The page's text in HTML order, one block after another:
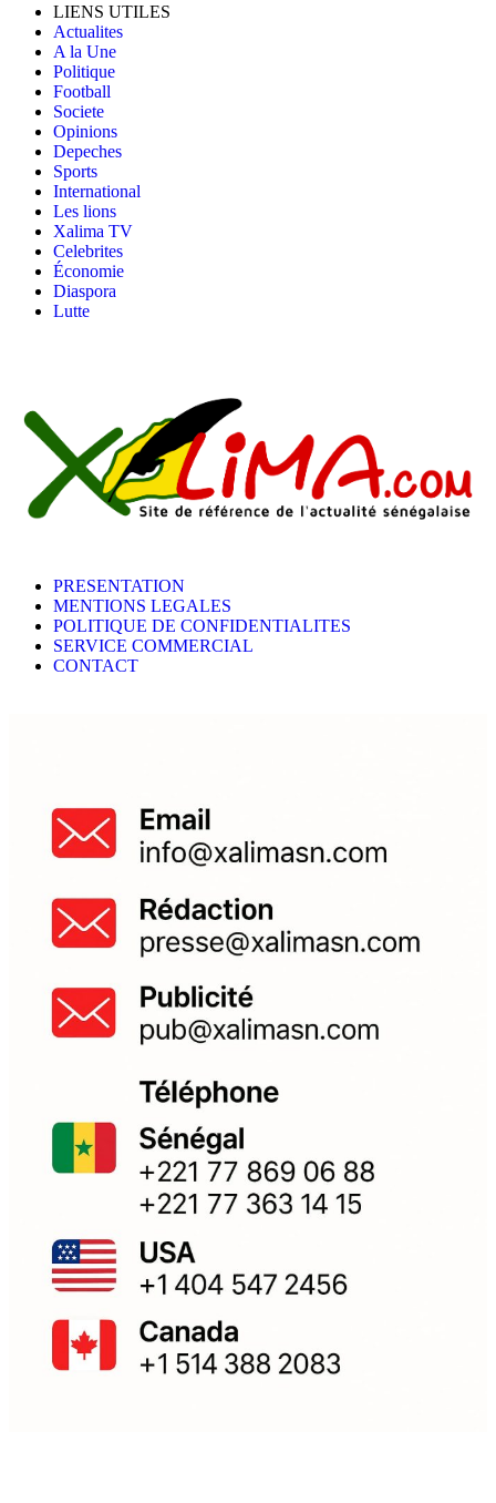
LIENS UTILES
Actualites
A la Une
Politique
Football
Societe
Opinions
Depeches
Sports
International
Les lions
Xalima TV
Celebrites
Économie
Diaspora
Lutte
PRESENTATION
MENTIONS LEGALES
POLITIQUE DE CONFIDENTIALITES
SERVICE COMMERCIAL
CONTACT